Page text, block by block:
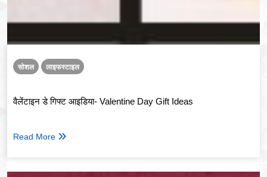
सोशल लाइफस्टाइल
वैलेंटाइन डे गिफ्ट आइडिया- Valentine Day Gift Ideas
Read More